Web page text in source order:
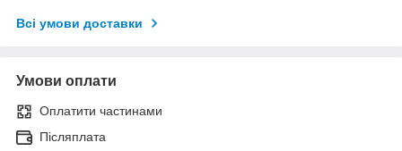
Всі умови доставки
Умови оплати
Оплатити частинами
Післяплата